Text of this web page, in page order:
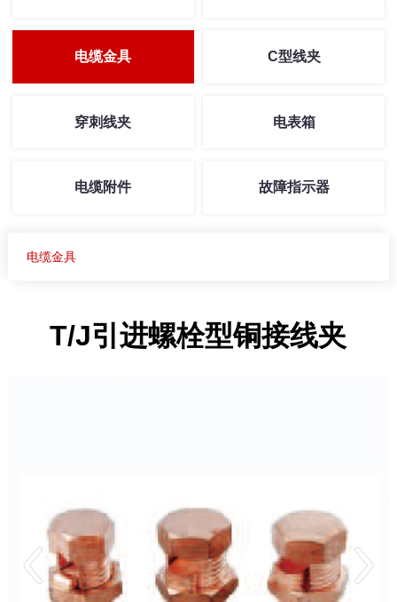
电缆金具 C型线夹
穿刺线夹 电表箱
电缆附件 故障指示器
电缆金具
T/J引进螺栓型铜接线夹